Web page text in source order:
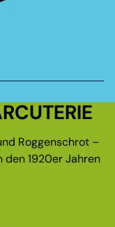
Roggenschrot –
den 1920er Jahren